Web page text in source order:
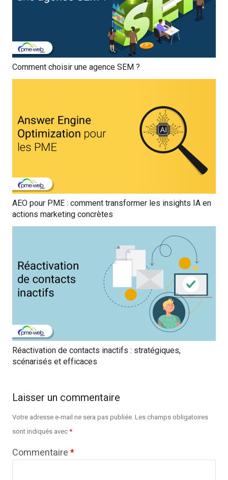
Comment choisir une agence SEM ?
AEO pour PME : comment transformer les insights IA en
actions marketing concrètes
Réactivation de contacts inactifs : stratégiques,
scénarisés et efficaces
Laisser un commentaire
Votre adresse e-mail ne sera pas publiée.Les champs obligatoires
sont indiqués avec*
Commentaire*